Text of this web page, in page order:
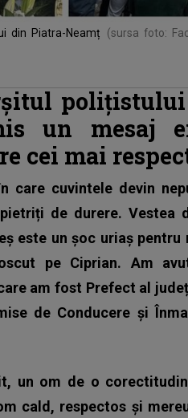
din Piatra-Neamț
(sursa foto:
un mesaj
cei mai
care cuvintele devin
de durere. Vestea
este un șoc uriaș pentru
pe Ciprian. Am
am fost Prefect al
de Conducere și
un om de o
cald, respectos și